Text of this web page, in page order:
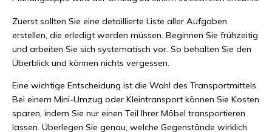
Zuerst sollten Sie eine detaillierte Liste aller Aufgaben
erstellen, die erledigt werden müssen. Beginnen Sie frühzeitig
und arbeiten Sie sich systematisch vor. So behalten Sie den
Überblick und können nichts vergessen.
Eine wichtige Entscheidung ist die Wahl des Transportmittels.
Bei einem Mini-Umzug oder Kleintransport können Sie Kosten
sparen, indem Sie nur einen Teil Ihrer Möbel transportieren
lassen. Überlegen Sie genau, welche Gegenstände wirklich